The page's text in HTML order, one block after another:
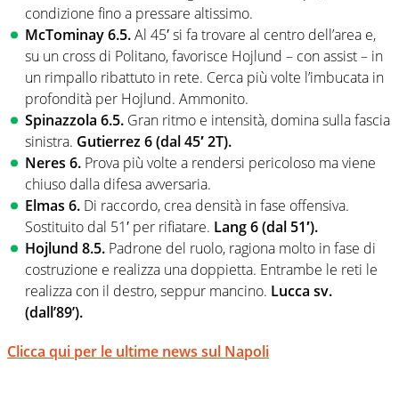
condizione fino a pressare altissimo.
McTominay 6.5.Al 45′ si fa trovare al centro dell’area e,
su un cross di Politano, favorisce Hojlund – con assist – in
un rimpallo ribattuto in rete. Cerca più volte l’imbucata in
profondità per Hojlund. Ammonito.
Spinazzola 6.5. Gran ritmo e intensità, domina sulla fascia
sinistra. Gutierrez 6 (dal 45′ 2T).
Neres 6. Prova più volte a rendersi pericoloso ma viene
chiuso dalla difesa avversaria.
Elmas 6. Di raccordo, crea densità in fase offensiva.
Sostituito dal 51′ per rifiatare. Lang 6 (dal 51′).
Hojlund 8.5. Padrone del ruolo, ragiona molto in fase di
costruzione e realizza una doppietta. Entrambe le reti le
realizza con il destro, seppur mancino. Lucca sv.
(dall’89’).
Clicca qui per le ultime news sul Napoli